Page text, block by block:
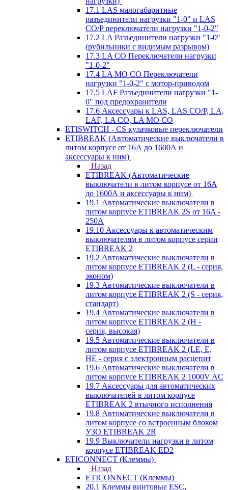
17.1 LAS малогабаритные
разъединители нагрузки "1-0" и LAS
CO/P переключатели нагрузки "1-0-2"
17.2 LA Разъединители нагрузки "1-0"
(рубильники с видимым разрывом)
17.3 LA CO Переключатели нагрузки
"1-0-2"
17.4 LA MO CO Переключатели
нагрузки "1-0-2" с мотор-приводом
17.5 LAF Разъединители нагрузки "1-
0" под предохранители
17.6 Аксессуары к LAS, LAS CO/P, LA,
LAF, LA CO, LA MO CO
ETISWITCH - CS кулачковые переключатели
ETIBREAK (Автоматические выключатели в
литом корпусе от 16А до 1600А и
аксессуары к ним)
Назад
ETIBREAK (Автоматические
выключатели в литом корпусе от 16А
до 1600А и аксессуары к ним)
19.1 Автоматические выключатели в
литом корпусе ETIBREAK 2S от 16A -
250A
19.10 Аксессуары к автоматическим
выключателям в литом корпусе серии
ETIBREAK 2
19.2 Автоматические выключатели в
литом корпусе ETIBREAK 2 (L - серия,
эконом)
19.3 Автоматические выключатели в
литом корпусе ETIBREAK 2 (S - серия,
стандарт)
19.4 Автоматические выключатели в
литом корпусе ETIBREAK 2 (H -
серия, высокая)
19.5 Автоматические выключатели в
литом корпусе ETIBREAK 2 (LE, E,
HE - серия с электронным расцепит
19.6 Автоматические выключатели в
литом корпусе ETIBREAK 2 1000V AC
19.7 Аксессуары для автоматических
выключателей в литом корпусе
ETIBREAK 2 втычного исполнения
19.8 Автоматические выключатели в
литом корпусе со встроенным блоком
УЗО ETIBREAK 2R
19.9 Выключатели нагрузки в литом
корпусе ETIBREAK ED2
ETICONNECT (Клеммы)
Назад
ETICONNECT (Клеммы)
20.1 Клеммы винтовые ESC,